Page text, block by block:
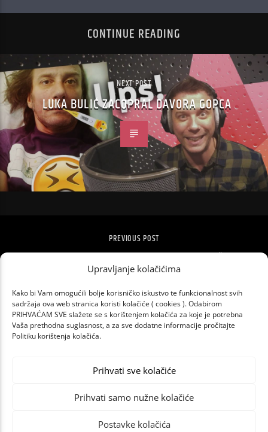
Upravljanje kolačićima
Kako bi Vam omogućili bolje korisničko iskustvo te funkcionalnost svih
sadržaja ova web stranica koristi kolačiće ( cookies ). Odabirom
PRIHVAĆAM SVE slažete se s korištenjem kolačića za koje je potrebna
Vaša prethodna suglasnost, a za sve dodatne informacije pročitajte
Politiku korištenja kolačića.
Prihvati sve kolačiće
Prihvati samo nužne kolačiće
Postavke kolačića
CONTINUE READING
NEXT POST
LUKA BULIĆ ZACOPRAL DAVORA GOPCA
PREVIOUS POST
LEWIS CAPALDI ODGOVORIO NA OPTUŽBE
ZBOG ODRŽAVANJA KONCERTA.